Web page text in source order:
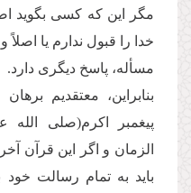
مگر این كه كسى بگوید
خدا را قبول ندارم یا اصلاً
مسأله، پاسخ دیگرى دارد.
بنابراین، معتقدیم
پیغمبر اكرم(صلى الله
الزمان و اگر این قرآن
باید به تمام رسالت